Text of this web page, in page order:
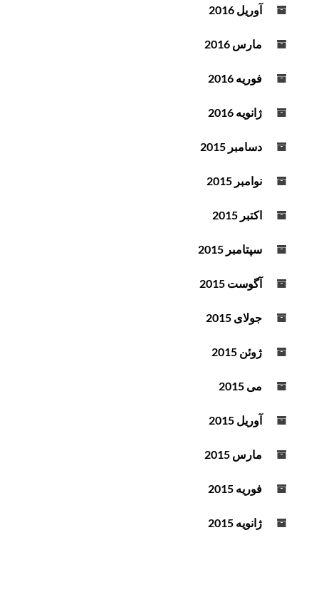
آوریل 2016
مارس 2016
فوریه 2016
ژانویه 2016
دسامبر 2015
نوامبر 2015
اکتبر 2015
سپتامبر 2015
آگوست 2015
جولای 2015
ژوئن 2015
می 2015
آوریل 2015
مارس 2015
فوریه 2015
ژانویه 2015